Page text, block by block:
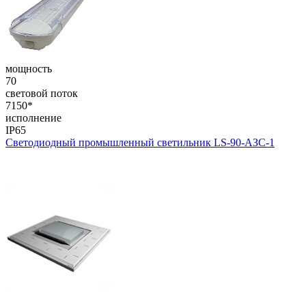
мощность
70
световой поток
7150*
исполнение
IP65
Светодиодный промышленный светильник LS-90-АЗС-1